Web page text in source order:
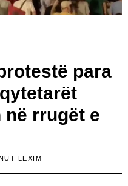
para
rrugët e
LEXIM